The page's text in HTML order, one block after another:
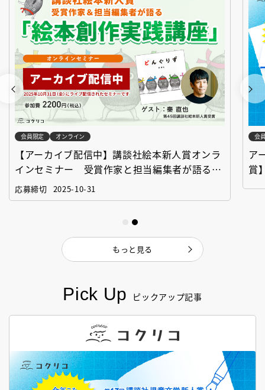
Pick Up ピックアップ記事
会員限定 オンライン
【アーカイブ配信中】講談社絵本新人賞オンラ
インセミナー 受賞作家と担当編集者が語る
「絵本創作実践講座」
応募締切 2025-10-31
会
ア
賞
もっと見る